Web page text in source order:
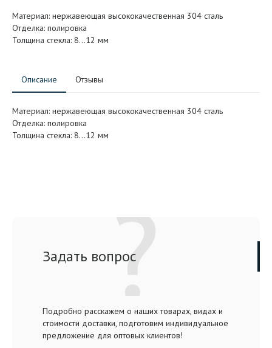
Материал: нержавеющая высококачественная 304 сталь
Отделка: полировка
Толщина стекла: 8…12 мм
Описание Отзывы
Материал: нержавеющая высококачественная 304 сталь
Отделка: полировка
Толщина стекла: 8…12 мм
Задать вопрос
Подробно расскажем о наших товарах, видах и
стоимости доставки, подготовим индивидуальное
предложение для оптовых клиентов!